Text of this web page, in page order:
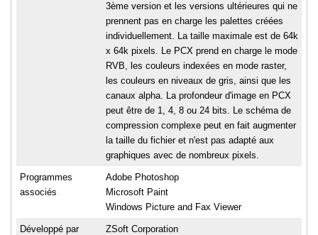
3ème version et les versions ultérieures qui ne
prennent pas en charge les palettes créées
individuellement. La taille maximale est de 64k
x 64k pixels. Le PCX prend en charge le mode
RVB, les couleurs indexées en mode raster,
les couleurs en niveaux de gris, ainsi que les
canaux alpha. La profondeur d'image en PCX
peut être de 1, 4, 8 ou 24 bits. Le schéma de
compression complexe peut en fait augmenter
la taille du fichier et n'est pas adapté aux
graphiques avec de nombreux pixels.
Programmes
associés
Adobe Photoshop
Microsoft Paint
Windows Picture and Fax Viewer
Développé par ZSoft Corporation